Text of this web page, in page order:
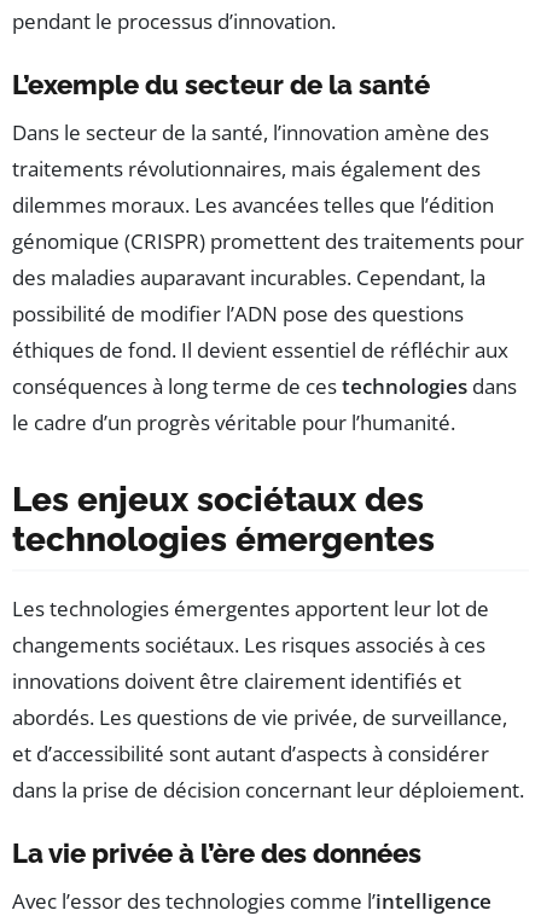
pendant le processus d’innovation.
L’exemple du secteur de la santé
Dans le secteur de la santé, l’innovation amène des
traitements révolutionnaires, mais également des
dilemmes moraux. Les avancées telles que l’édition
génomique (CRISPR) promettent des traitements pour
des maladies auparavant incurables. Cependant, la
possibilité de modifier l’ADN pose des questions
éthiques de fond. Il devient essentiel de réfléchir aux
conséquences à long terme de cestechnologies dans
le cadre d’un progrès véritable pour l’humanité.
Les enjeux sociétaux des
technologies émergentes
Les technologies émergentes apportent leur lot de
changements sociétaux. Les risques associés à ces
innovations doivent être clairement identifiés et
abordés. Les questions de vie privée, de surveillance,
et d’accessibilité sont autant d’aspects à considérer
dans la prise de décision concernant leur déploiement.
La vie privée à l’ère des données
Avec l’essor des technologies comme l’intelligence